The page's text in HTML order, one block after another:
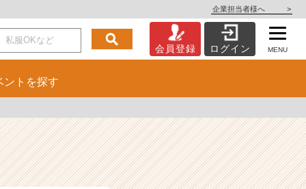
企業担当者様へ >
会員登録 ログイン MENU
ント を探す